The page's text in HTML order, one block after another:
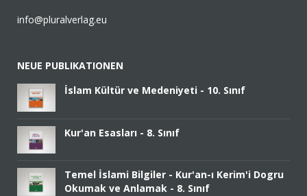
info@pluralverlag.eu
NEUE PUBLIKATIONEN
İslam Kültür ve Medeniyeti - 10. Sınıf
Kur'an Esasları - 8. Sınıf
Temel İslami Bilgiler - Kur'an-ı Kerim'i Dogru
Okumak ve Anlamak - 8. Sınıf